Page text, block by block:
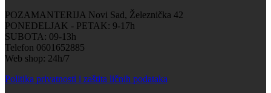
POZAMANTERIJA Novi Sad, Železnička 42
PONEDELJAK - PETAK: 9-17h
SUBOTA: 09-13h
Telefon 0601652885
Web shop: 24h/7
Politika privatnosti i zaštita ličnih podataka